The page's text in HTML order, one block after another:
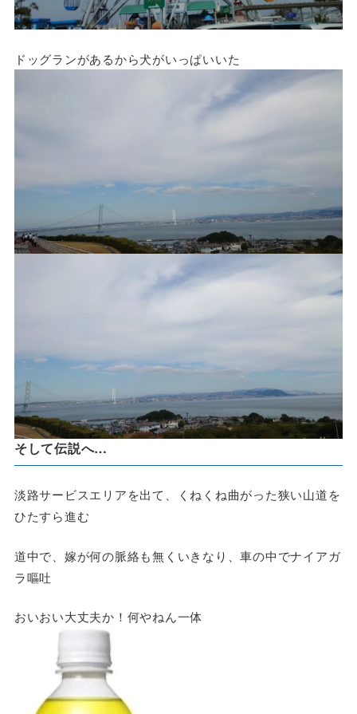
ドッグランがあるから犬がいっぱいいた
そして伝説へ…
淡路サービスエリアを出て、くねくね曲がった狭い山道を
ひたすら進む
道中で、嫁が何の脈絡も無くいきなり、車の中でナイアガ
ラ嘔吐
おいおい大丈夫か！何やねん一体